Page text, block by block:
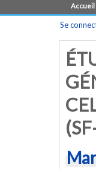
Accueil
Se